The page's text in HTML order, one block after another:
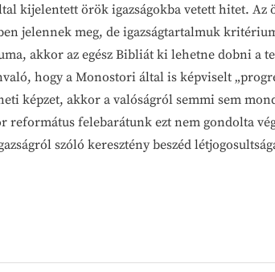
kijelentett örök igazságokba vetett hitet.
jelennek meg, de igazságtartalmuk
akkor az egész Bibliát ki lehetne dobni a
hogy a Monostori által is képviselt
képzet, akkor a valóságról semmi sem
felebarátunk ezt nem gondolta
szóló keresztény beszéd